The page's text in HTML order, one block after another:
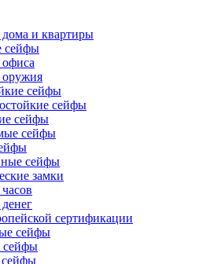
и квартиры
сейфы
сейфы
сейфы
сейфы
сейфы
сейфы
замки
сертификации
сейфы
сейфы
сейфы